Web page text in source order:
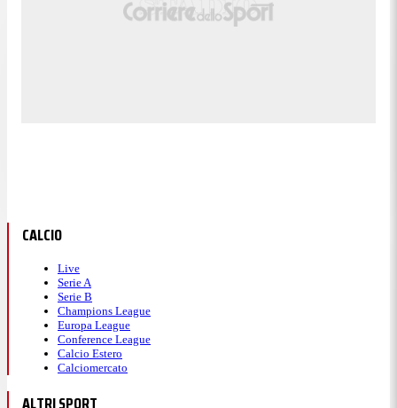
CALCIO
Live
Serie A
Serie B
Champions League
Europa League
Conference League
Calcio Estero
Calciomercato